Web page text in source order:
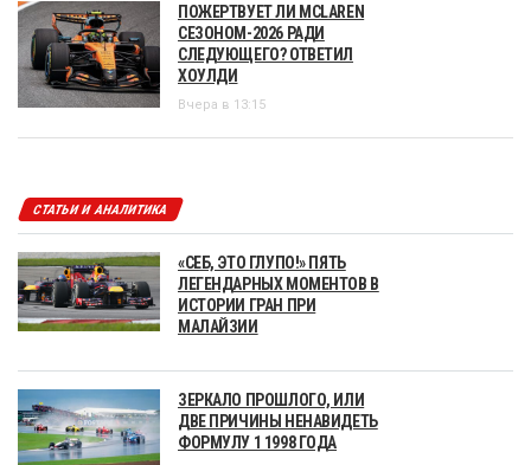
ПОЖЕРТВУЕТ ЛИ MCLAREN
СЕЗОНОМ-2026 РАДИ
СЛЕДУЮЩЕГО? ОТВЕТИЛ
ХОУЛДИ
Вчера в 13:15
СТАТЬИ И АНАЛИТИКА
«СЕБ, ЭТО ГЛУПО!» ПЯТЬ
ЛЕГЕНДАРНЫХ МОМЕНТОВ В
ИСТОРИИ ГРАН ПРИ
МАЛАЙЗИИ
ЗЕРКАЛО ПРОШЛОГО, ИЛИ
ДВЕ ПРИЧИНЫ НЕНАВИДЕТЬ
ФОРМУЛУ 1 1998 ГОДА